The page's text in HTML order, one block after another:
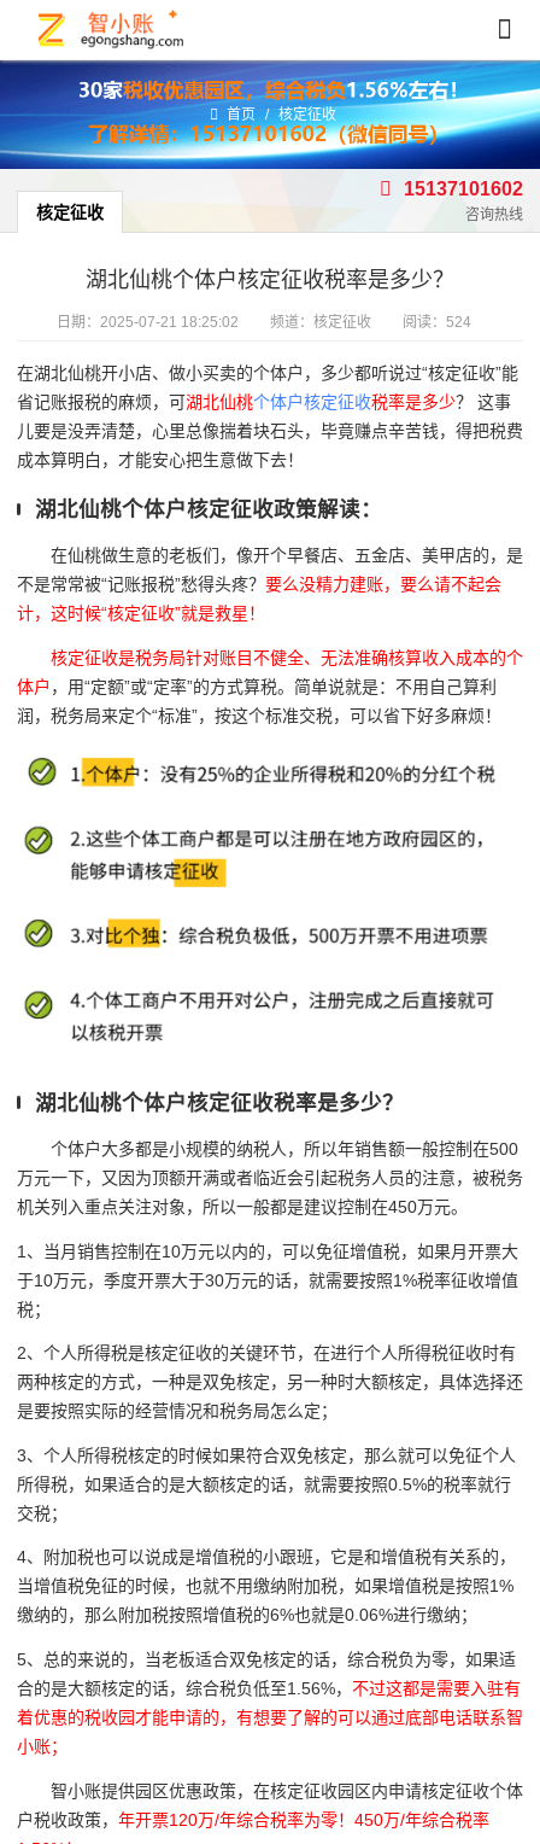
首页 / 核定征收
核定征收
15137101602
咨询热线
湖北仙桃个体户核定征收税率是多少？
日期： 2025-07-21 18:25:02 频道： 核定征收 阅读：524
在湖北仙桃开小店、做小买卖的个体户，多少都听说过“核定征收”能
省记账报税的麻烦，可湖北仙桃个体户核定征收税率是多少？ 这事
儿要是没弄清楚，心里总像揣着块石头，毕竟赚点辛苦钱，得把税费
成本算明白，才能安心把生意做下去！
湖北仙桃个体户核定征收政策解读：
在仙桃做生意的老板们，像开个早餐店、五金店、美甲店的，是
不是常常被“记账报税”愁得头疼？ 要么没精力建账，要么请不起会
计，这时候“核定征收”就是救星！
核定征收是税务局针对账目不健全、无法准确核算收入成本的个
体户 ，用“定额”或“定率”的方式算税。简单说就是：不用自己算利
润，税务局来定个“标准”，按这个标准交税，可以省下好多麻烦！
湖北仙桃个体户核定征收税率是多少？
个体户大多都是小规模的纳税人，所以年销售额一般控制在500
万元一下，又因为顶额开满或者临近会引起税务人员的注意，被税务
机关列入重点关注对象，所以一般都是建议控制在450万元。
1、当月销售控制在10万元以内的，可以免征增值税，如果月开票大
于10万元，季度开票大于30万元的话，就需要按照1%税率征收增值
税；
2、个人所得税是核定征收的关键环节，在进行个人所得税征收时有
两种核定的方式，一种是双免核定，另一种时大额核定，具体选择还
是要按照实际的经营情况和税务局怎么定；
3、个人所得税核定的时候如果符合双免核定，那么就可以免征个人
所得税，如果适合的是大额核定的话，就需要按照0.5%的税率就行
交税；
4、附加税也可以说成是增值税的小跟班，它是和增值税有关系的，
当增值税免征的时候，也就不用缴纳附加税，如果增值税是按照1%
缴纳的，那么附加税按照增值税的6%也就是0.06%进行缴纳；
5、总的来说的，当老板适合双免核定的话，综合税负为零，如果适
合的是大额核定的话，综合税负低至1.56%， 不过这都是需要入驻有
着优惠的税收园才能申请的，有想要了解的可以通过底部电话联系智
小账；
智小账提供园区优惠政策，在核定征收园区内申请核定征收个体
户税收政策， 年开票120万/年综合税率为零！450万/年综合税率